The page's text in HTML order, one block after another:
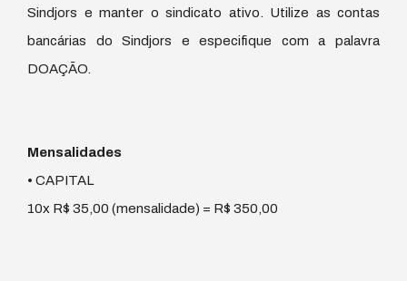
Sindjors e manter o sindicato ativo. Utilize as contas
bancárias do Sindjors e especifique com a palavra
DOAÇÃO.
Mensalidades
• CAPITAL
10x R$ 35,00 (mensalidade) = R$ 350,00